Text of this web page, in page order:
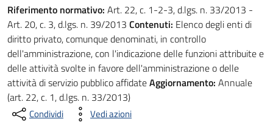
Riferimento normativo: Art. 22, c. 1-2-3, d.lgs. n. 33/2013 -
Art. 20, c. 3, d.lgs. n. 39/2013 Contenuti: Elenco degli enti di
diritto privato, comunque denominati, in controllo
dell'amministrazione, con l'indicazione delle funzioni attribuite e
delle attività svolte in favore dell'amministrazione o delle
attività di servizio pubblico affidateAggiornamento: Annuale
(art. 22, c. 1, d.lgs. n. 33/2013)
Condividi Vedi azioni